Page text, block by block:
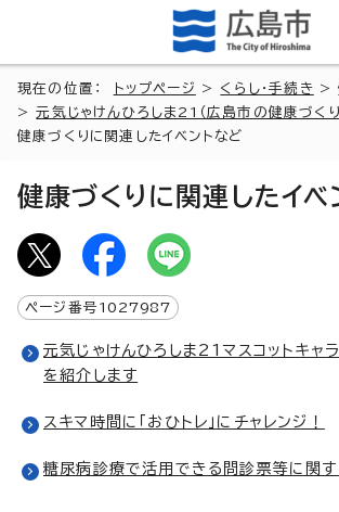
現在の位置： トップページ > くらし・手続き >
>元気じゃけんひろしま21（広島市の健康づく
健康づくりに関連したイベントなど
健康づくりに関連したイベ
ページ番号 1027987
元気じゃけんひろしま21マスコットキャラ
を紹介します
スキマ時間に「おひトレ」にチャレンジ！
糖尿病診療で活用できる問診票等に関